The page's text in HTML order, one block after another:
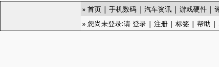
» 首页 | 手机数码 | 汽车资讯 | 游戏硬件 |
» 您尚未登录:请 登录 | 注册 | 标签 | 帮助 |